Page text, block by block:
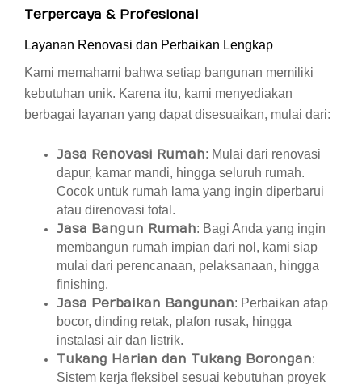
Terpercaya & Profesional
Layanan Renovasi dan Perbaikan Lengkap
Kami memahami bahwa setiap bangunan memiliki
kebutuhan unik. Karena itu, kami menyediakan
berbagai layanan yang dapat disesuaikan, mulai dari:
Jasa Renovasi Rumah: Mulai dari renovasi
dapur, kamar mandi, hingga seluruh rumah.
Cocok untuk rumah lama yang ingin diperbarui
atau direnovasi total.
Jasa Bangun Rumah: Bagi Anda yang ingin
membangun rumah impian dari nol, kami siap
mulai dari perencanaan, pelaksanaan, hingga
finishing.
Jasa Perbaikan Bangunan: Perbaikan atap
bocor, dinding retak, plafon rusak, hingga
instalasi air dan listrik.
Tukang Harian dan Tukang Borongan:
Sistem kerja fleksibel sesuai kebutuhan proyek